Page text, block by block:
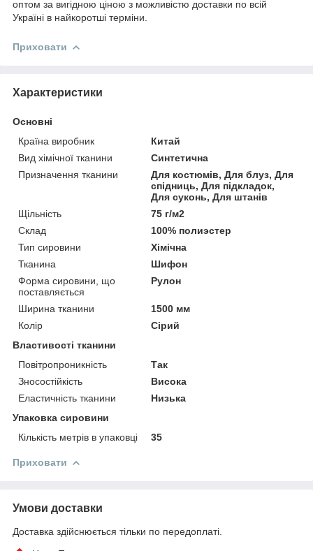
оптом за вигідною ціною з можливістю доставки по всій
Україні в найкоротші терміни.
Приховати
Характеристики
Основні
Країна виробник
Китай
Вид хімічної тканини
Синтетична
Призначення тканини
Для костюмів, Для блуз, Для
спідниць, Для підкладок,
Для суконь, Для штанів
Щільність
75 г/м2
Склад
100% полиэстер
Тип сировини
Хімічна
Тканина
Шифон
Форма сировини, що
поставляється
Рулон
Ширина тканини
1500 мм
Колір
Сірий
Властивості тканини
Повітропроникність
Так
Зносостійкість
Висока
Еластичність тканини
Низька
Упаковка сировини
Кількість метрів в упаковці
35
Приховати
Умови доставки
Доставка здійснюється тільки по передоплаті.